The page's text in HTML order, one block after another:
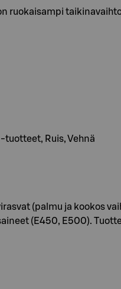
ruokaisampi
tuotteet, Ruis, Vehnä
(palmu ja kookos
(E450, E500).